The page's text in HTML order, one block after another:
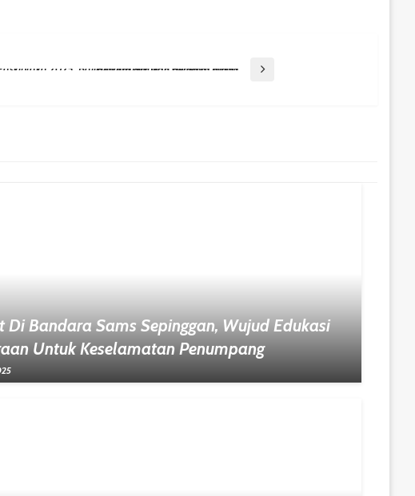
Pengukuhan Paskibraka 2025, Balikpapan Siapkan Generasi Muda Berkarakter Dan Berdaya Juang
Bandara Sams Sepinggan, Wujud Edukasi
Untuk Keselamatan Penumpang